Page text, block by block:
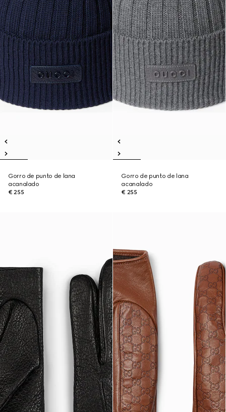
Gorro de punto de lana
acanalado
€ 255
Gorro de punto de lana
acanalado
€ 255